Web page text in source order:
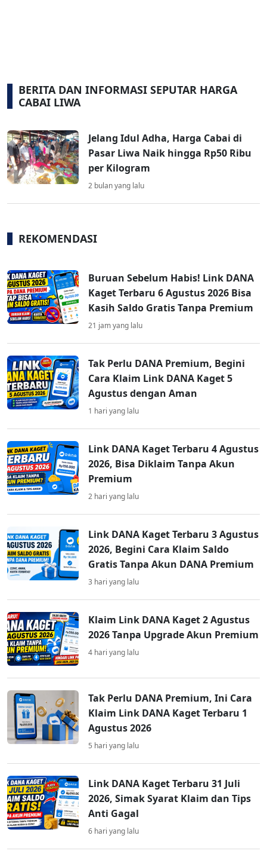
BERITA DAN INFORMASI SEPUTAR HARGA
CABAI LIWA
Jelang Idul Adha, Harga Cabai di
Pasar Liwa Naik hingga Rp50 Ribu
per Kilogram
2 bulan yang lalu
REKOMENDASI
Buruan Sebelum Habis! Link DANA
Kaget Terbaru 6 Agustus 2026 Bisa
Kasih Saldo Gratis Tanpa Premium
21 jam yang lalu
Tak Perlu DANA Premium, Begini
Cara Klaim Link DANA Kaget 5
Agustus dengan Aman
1 hari yang lalu
Link DANA Kaget Terbaru 4 Agustus
2026, Bisa Diklaim Tanpa Akun
Premium
2 hari yang lalu
Link DANA Kaget Terbaru 3 Agustus
2026, Begini Cara Klaim Saldo
Gratis Tanpa Akun DANA Premium
3 hari yang lalu
Klaim Link DANA Kaget 2 Agustus
2026 Tanpa Upgrade Akun Premium
4 hari yang lalu
Tak Perlu DANA Premium, Ini Cara
Klaim Link DANA Kaget Terbaru 1
Agustus 2026
5 hari yang lalu
Link DANA Kaget Terbaru 31 Juli
2026, Simak Syarat Klaim dan Tips
Anti Gagal
6 hari yang lalu